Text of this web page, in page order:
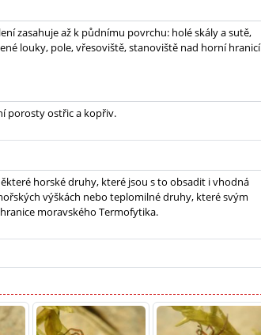
zasahuje až k půdnímu povrchu: holé skály a sutě,
louky, pole, vřesoviště, stanoviště nad horní hranicí
porosty ostřic a kopřiv.
horské druhy, které jsou s to obsadit i vhodná
výškách nebo teplomilné druhy, které svým
moravského Termofytika.